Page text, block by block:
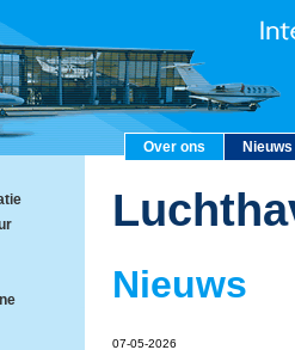
Over ons Nieuws
Nieuws
07-05-2026